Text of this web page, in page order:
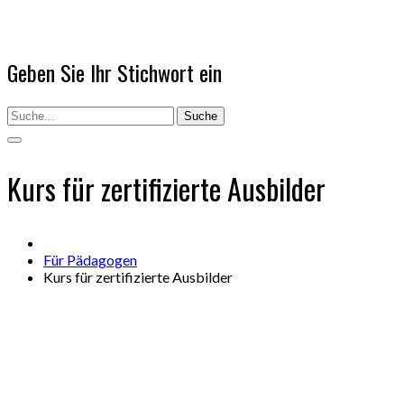
Geben Sie Ihr Stichwort ein
Suche
Kurs für zertifizierte Ausbilder
Für Pädagogen
Kurs für zertifizierte Ausbilder